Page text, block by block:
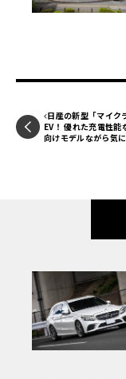
日産の新型「マイク
EV！ 優れた充電性能
向けモデルながら気